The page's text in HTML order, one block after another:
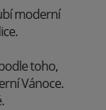
moderní
toho,
Vánoce.